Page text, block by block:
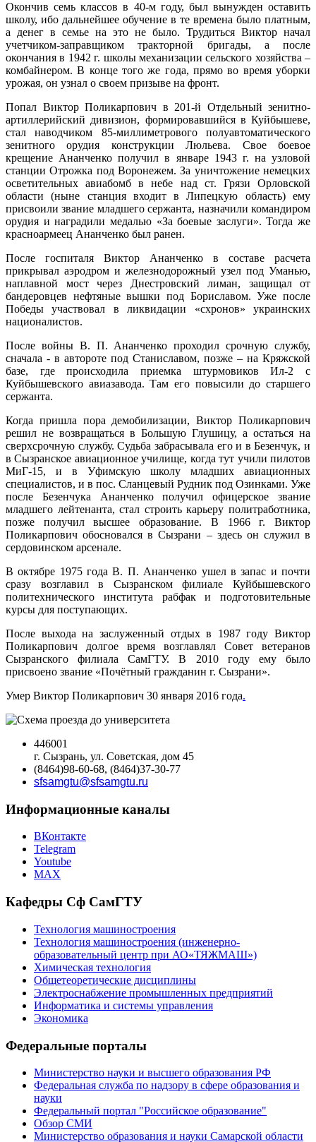
Окончив семь классов в 40-м году, был вынужден оставить
школу, ибо дальнейшее обучение в те времена было платным,
а денег в семье на это не было. Трудиться Виктор начал
учетчиком-заправщиком тракторной бригады, а после
окончания в 1942 г. школы механизации сельского хозяйства –
комбайнером. В конце того же года, прямо во время уборки
урожая, он узнал о своем призыве на фронт.
Попал Виктор Поликарпович в 201-й Отдельный зенитно-
артиллерийский дивизион, формировавшийся в Куйбышеве,
стал наводчиком 85-миллиметрового полуавтоматического
зенитного орудия конструкции Люльева. Свое боевое
крещение Ананченко получил в январе 1943 г. на узловой
станции Отрожка под Воронежем. За уничтожение немецких
осветительных авиабомб в небе над ст. Грязи Орловской
области (ныне станция входит в Липецкую область) ему
присвоили звание младшего сержанта, назначили командиром
орудия и наградили медалью «За боевые заслуги». Тогда же
красноармеец Ананченко был ранен.
После госпиталя Виктор Ананченко в составе расчета
прикрывал аэродром и железнодорожный узел под Уманью,
наплавной мост через Днестровский лиман, защищал от
бандеровцев нефтяные вышки под Бориславом. Уже после
Победы участвовал в ликвидации «схронов» украинских
националистов.
После войны В. П. Ананченко проходил срочную службу,
сначала ‑ в автороте под Станиславом, позже – на Кряжской
базе, где происходила приемка штурмовиков Ил-2 с
Куйбышевского авиазавода. Там его повысили до старшего
сержанта.
Когда пришла пора демобилизации, Виктор Поликарпович
решил не возвращаться в Большую Глушицу, а остаться на
сверхсрочную службу. Судьба забрасывала его и в Безенчук, и
в Сызранское авиационное училище, когда тут учили пилотов
МиГ-15, и в Уфимскую школу младших авиационных
специалистов, и в пос. Сланцевый Рудник под Озинками. Уже
после Безенчука Ананченко получил офицерское звание
младшего лейтенанта, стал строить карьеру политработника,
позже получил высшее образование. В 1966 г. Виктор
Поликарпович обосновался в Сызрани – здесь он служил в
сердовинском арсенале.
В октябре 1975 года В. П. Ананченко ушел в запас и почти
сразу возглавил в Сызранском филиале Куйбышевского
политехнического института рабфак и подготовительные
курсы для поступающих.
После выхода на заслуженный отдых в 1987 году Виктор
Поликарпович долгое время возглавлял Совет ветеранов
Сызранского филиала СамГТУ. В 2010 году ему было
присвоено звание «Почётный гражданин г. Сызрани».
Умер Виктор Поликарпович 30 января 2016 года.
446001
г. Сызрань, ул. Советская, дом 45
(8464)98-60-68, (8464)37-30-77
sfsamgtu@sfsamgtu.ru
Информационные каналы
ВКонтакте
Telegram
Youtube
MAX
Кафедры Сф СамГТУ
Технология машиностроения
Технология машиностроения (инженерно-
образовательный центр при АО«ТЯЖМАШ»)
Химическая технология
Общетеоретические дисциплины
Электроснабжение промышленных предприятий
Информатика и системы управления
Экономика
Федеральные порталы
Министерство науки и высшего образования РФ
Федеральная служба по надзору в сфере образования и
науки
Федеральный портал "Российское образование"
Обзор СМИ
Министерство образования и науки Самарской области